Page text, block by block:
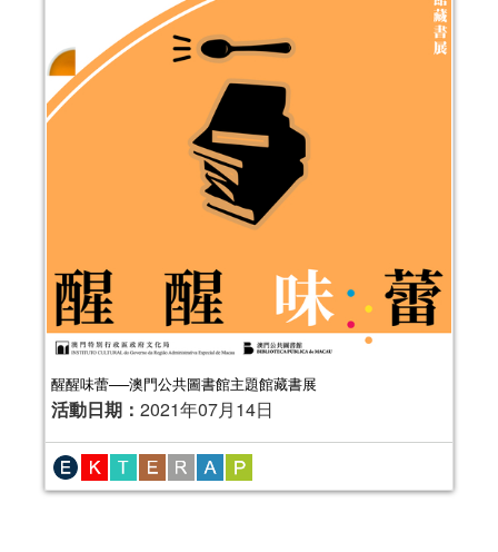
醒醒味蕾──澳門公共圖書館主題館藏書展
活動日期： 2021年07月14日